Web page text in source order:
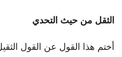
الثقل من حيث التحدي
أختم هذا القول عن القول